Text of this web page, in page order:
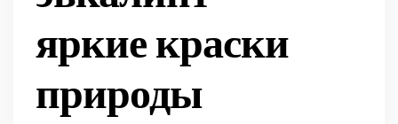
яркие краски
природы